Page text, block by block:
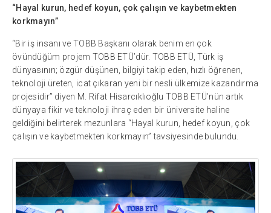
“Hayal kurun, hedef koyun, çok çalışın ve kaybetmekten
korkmayın”
“Bir iş insanı ve TOBB Başkanı olarak benim en çok
övündüğüm projem TOBB ETÜ’dür. TOBB ETÜ, Türk iş
dünyasının; özgür düşünen, bilgiyi takip eden, hızlı öğrenen,
teknoloji üreten, icat çıkaran yeni bir nesli ülkemize kazandırma
projesidir” diyen M. Rifat Hisarcıklıoğlu TOBB ETÜ’nün artık
dünyaya fikir ve teknoloji ihraç eden bir üniversite haline
geldiğini belirterek mezunlara “Hayal kurun, hedef koyun, çok
çalışın ve kaybetmekten korkmayın” tavsiyesinde bulundu.